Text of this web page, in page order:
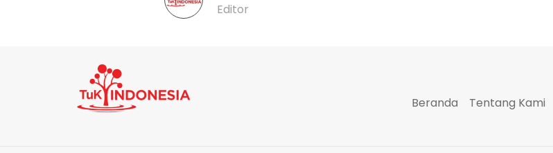
Editor
Beranda Tentang Kami